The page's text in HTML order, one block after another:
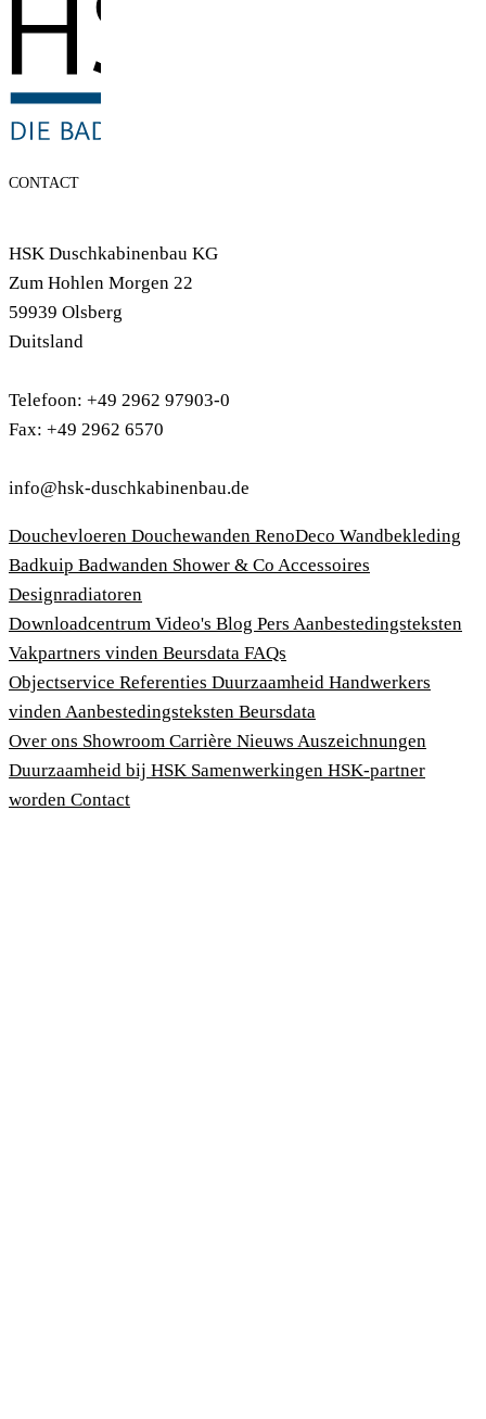
CONTACT
HSK Duschkabinenbau KG
Zum Hohlen Morgen 22
59939 Olsberg
Duitsland
Telefoon: +49 2962 97903-0
Fax: +49 2962 6570
info@hsk-duschkabinenbau.de
Douchevloeren Douchewanden RenoDeco Wandbekleding
Badkuip Badwanden Shower & Co Accessoires
Designradiatoren
Downloadcentrum Video's Blog Pers Aanbestedingsteksten
Vakpartners vinden Beursdata FAQs
Objectservice Referenties Duurzaamheid Handwerkers
vindenAanbestedingsteksten Beursdata
Over ons Showroom Carrière Nieuws Auszeichnungen
Duurzaamheid bij HSK Samenwerkingen HSK-partner
worden Contact